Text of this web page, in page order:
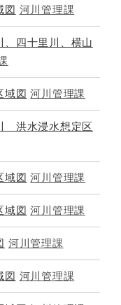
図 河川管理課
、四十里川、横山
域図 河川管理課
洪水浸水想定区
域図 河川管理課
域図 河川管理課
河川管理課
図 河川管理課